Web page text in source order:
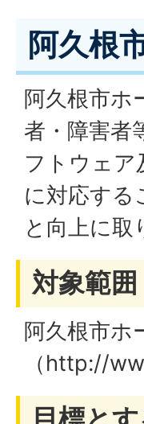
阿久根
阿久根市ホ
者・障害者
フトウェア
に対応する
と向上に取
対象範囲
阿久根市ホ
（http://